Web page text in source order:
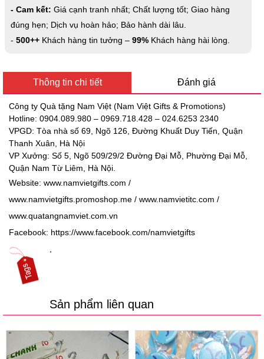
- Cam kết: Giá cạnh tranh nhất; Chất lượng tốt; Giao hàng
đúng hẹn; Dịch vụ hoàn hảo; Bảo hành dài lâu.
- 500++ Khách hàng tin tưởng – 99% Khách hàng hài lòng.
Thông tin chi tiết Đánh giá
Công ty Quà tặng Nam Việt (Nam Việt Gifts & Promotions)
Hotline: 0904.089.980 – 0969.718.428 – 024.6253 2340
VPGD: Tòa nhà số 69, Ngõ 126, Đường Khuất Duy Tiến, Quận
Thanh Xuân, Hà Nội
VP Xưởng: Số 5, Ngõ 509/29/2 Đường Đại Mỗ, Phường Đại Mỗ,
Quận Nam Từ Liêm, Hà Nội.
Website: www.namvietgifts.com /
www.namvietgifts.promoshop.me / www.namvietitc.com /
www.quatangnamviet.com.vn
Facebook: https://www.facebook.com/namvietgifts
,
Sản phẩm liên quan